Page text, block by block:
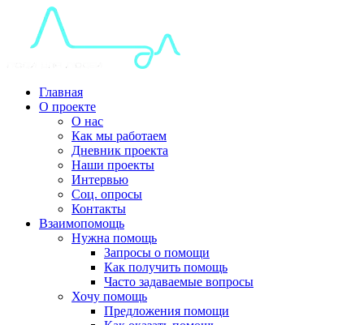
Главная
О проекте
О нас
Как мы работаем
Дневник проекта
Наши проекты
Интервью
Соц. опросы
Контакты
Взаимопомощь
Нужна помощь
Запросы о помощи
Как получить помощь
Часто задаваемые вопросы
Хочу помощь
Предложения помощи